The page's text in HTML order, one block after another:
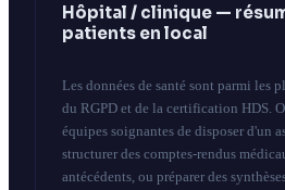
Hôpital / clinique —
patients en local
Les données de santé sont parmi les
du RGPD et de la certification HDS.
équipes soignantes de disposer d'un
structurer des comptes-rendus
antécédents, ou préparer des